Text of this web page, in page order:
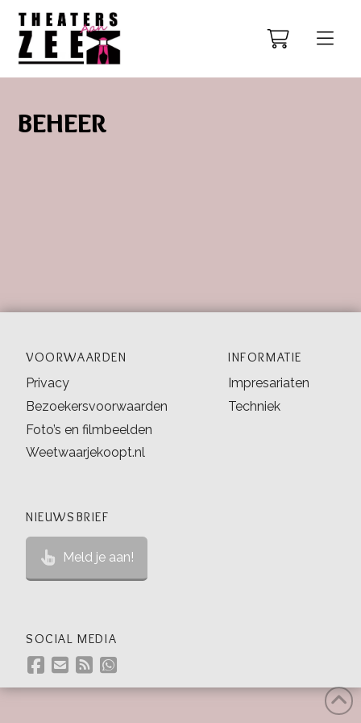
BEHEER
VOORWAARDEN
Privacy
Bezoekersvoorwaarden
Foto’s en filmbeelden
Weetwaarjekoopt.nl
INFORMATIE
Impresariaten
Techniek
NIEUWSBRIEF
Meld je aan!
SOCIAL MEDIA